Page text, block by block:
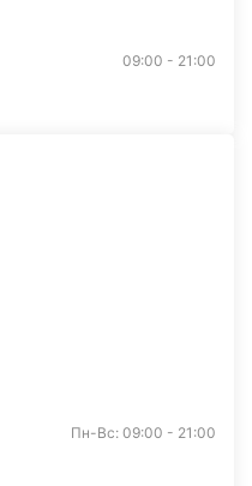
09:00 - 21:00
Пн-Вс: 09:00 - 21:00